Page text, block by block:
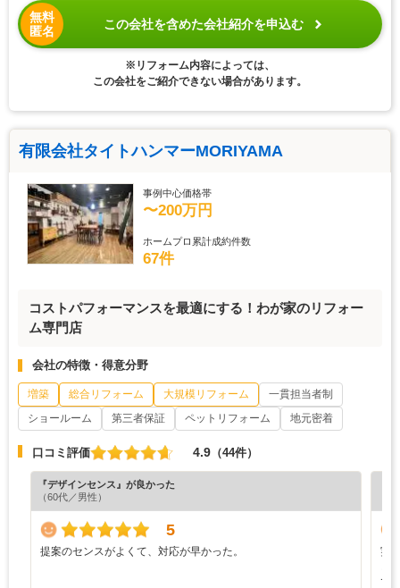
無料
匿名
この会社を含めた会社紹介を申込む
※リフォーム内容によっては、
この会社をご紹介できない場合があります。
有限会社タイトハンマーMORIYAMA
事例中心価格帯
〜200万円
ホームプロ累計成約件数
67件
コストパフォーマンスを最適にする！わが家のリフォー
ム専門店
会社の特徴・得意分野
増築 総合リフォーム 大規模リフォーム
一貫担当者制
ショールーム
第三者保証 ペットリフォーム 地元密着
口コミ評価 4.9 （44件）
『デザインセンス』が良かった
（60代／男性）
5
提案のセンスがよくて、対応が早かった。
実
で